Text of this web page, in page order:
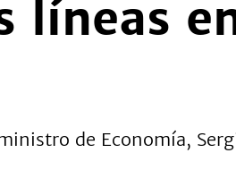
líneas
de Economía,